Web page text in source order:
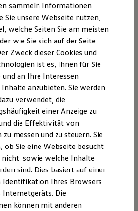
Förderung
Konnektivität
Software 6
Versionen und Updates
Extras
zu Ihrem ID.
und R Experience
entdecken
inkl. MwSt.
Trend ist voraussichtlich ab
bestellbar.
sammeln Informationen
Sie unsere Webseite nutzen,
welche Seiten Sie am meisten
wie Sie sich auf der Seite
Zweck dieser Cookies und
ist es, Ihnen für Sie
an Ihre Interessen
Inhalte anzubieten. Sie werden
verwendet, die
einer Anzeige zu
die Effektivität von
zu messen und zu steuern. Sie
ob Sie eine Webseite besucht
nicht, sowie welche Inhalte
sind. Dies basiert auf einer
Identifikation Ihres Browsers
Internetgeräts. Die
können mit anderen